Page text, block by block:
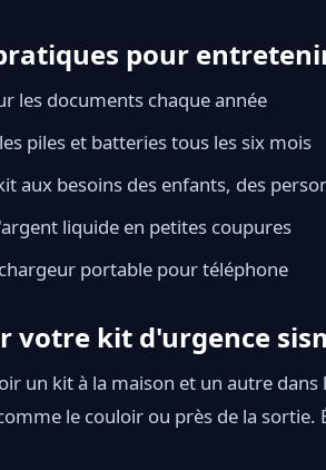
pour
les documents chaque année
piles et batteries tous les six mois
aux besoins des enfants, des
liquide en petites coupures
portable pour téléphone
votre kit d'urgence
un kit à la maison et un autre
le couloir ou près de la sortie.